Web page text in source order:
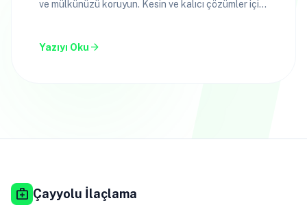
ve mülkünüzü koruyun. Kesin ve kalıcı çözümler için
Yazıyı Oku arrow_forward
medical_services Çayyolu İlaçlama